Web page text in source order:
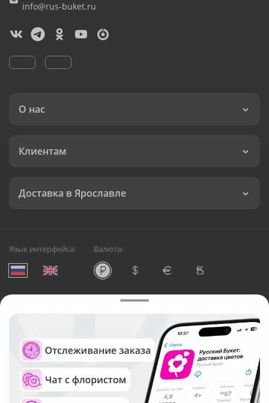
info@rus-buket.ru
О нас
Клиентам
Доставка в Ярославле
Язык интерфейса: Валюта:
Служба круглосуточной доставки цветов в Ярославле
Русский Букет, 2026
Общество с ограниченной ответственностью «Технология»
ОГРН: 1195476081745, ИНН: 5410081997
Юридический адрес: г. Новосибирск, ул. Ипподромская,
д.42, оф. 3